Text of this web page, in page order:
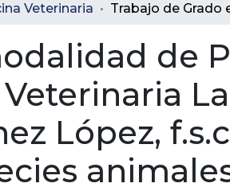
Veterinaria
de
López,